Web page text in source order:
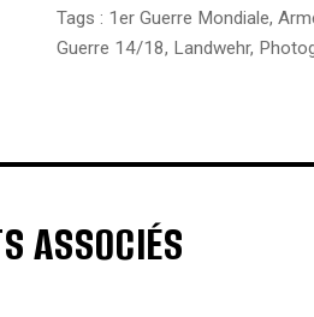
Tags : 1er Guerre Mondiale,
Guerre 14/18, Landwehr,
ASSOCIÉS